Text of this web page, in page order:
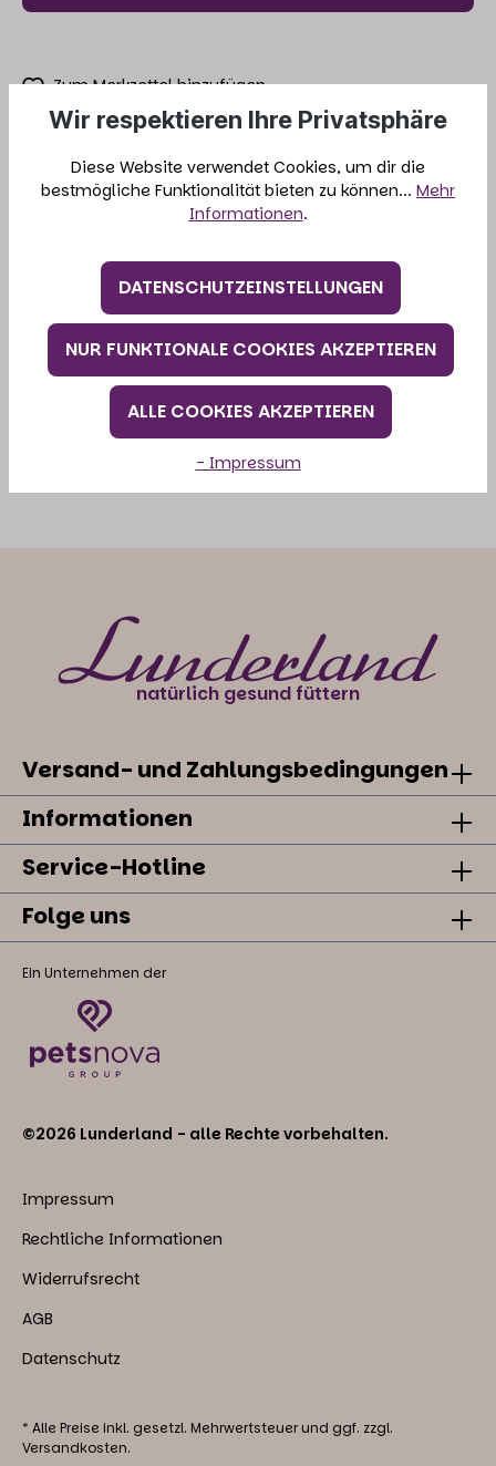
Zum Merkzettel hinzufügen
Produktnummer:47-002-90
ANALYTISCHE BESTANDTEILE
HANDHABUNG
natürlich gesund füttern
Versand- und Zahlungsbedingungen
Informationen
Service-Hotline
Folge uns
Ein Unternehmen der
©2026 Lunderland - alle Rechte vorbehalten.
Impressum
Rechtliche Informationen
Widerrufsrecht
AGB
Datenschutz
* Alle Preise inkl. gesetzl. Mehrwertsteuer und ggf. zzgl.
Versandkosten.
Wir respektieren Ihre Privatsphäre
Diese Website verwendet Cookies, um dir die
bestmögliche Funktionalität bieten zu können... Mehr
Informationen.
DATENSCHUTZEINSTELLUNGEN
NUR FUNKTIONALE COOKIES AKZEPTIEREN
ALLE COOKIES AKZEPTIEREN
- Impressum